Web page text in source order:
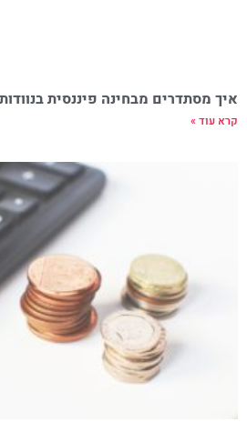
איך מסתדרים מבחינה פיננסית
קרא עוד »